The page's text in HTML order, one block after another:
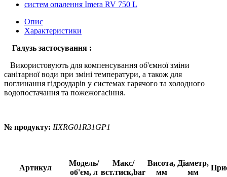
Опис
Характеристики
Галузь застосування :
Використовують для компенсування об'ємної зміни
санітарної води при зміні температури, а також для
поглинання гідроударів у системах гарячого та холодного
водопостачання та пожежогасіння.
№ продукту: IIXRG01R31GP1
Артикул
Модель/
об'єм, л
Макс/
вст.тиск,bar
Висота,
мм
Діаметр,
мм